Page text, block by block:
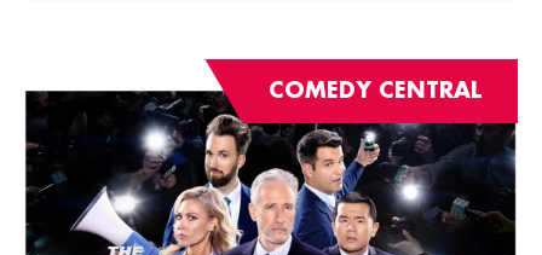
COMEDY CENTRAL